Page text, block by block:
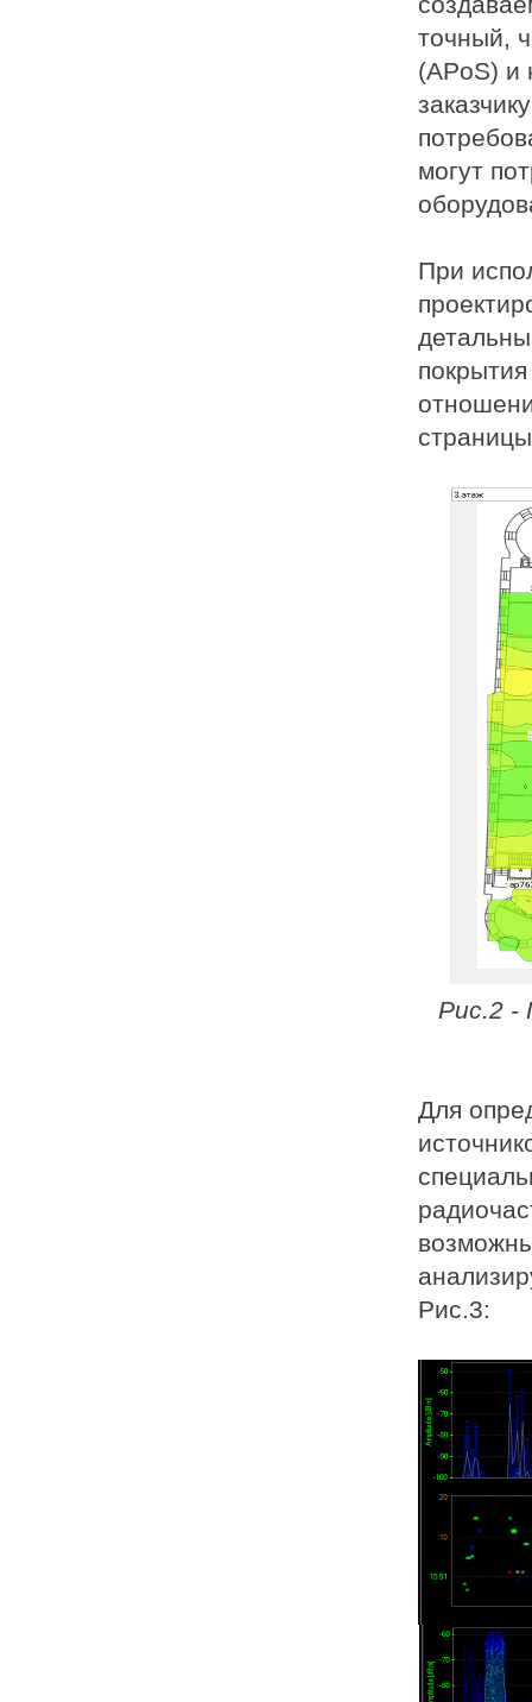
точный,
(APoS) и
могут
При
Рис.2 -
Для
Рис.3: